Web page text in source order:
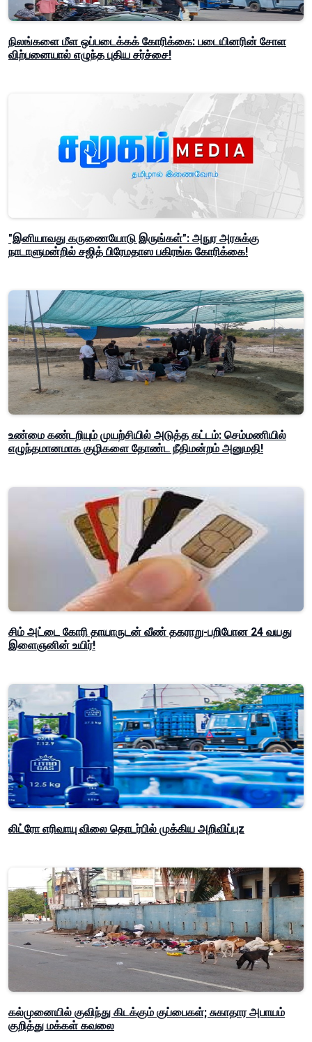
நிலங்களை மீள ஒப்படைக்கக் கோரிக்கை: படையினரின் சோள
விற்பனையால் எழுந்த புதிய சர்ச்சை!
"இனியாவது கருணையோடு இருங்கள்": அநுர அரசுக்கு
நாடாளுமன்றில் சஜித் பிரேமதாஸ பகிரங்க கோரிக்கை!
உண்மை கண்டறியும் முயற்சியில் அடுத்த கட்டம்: செம்மணியில்
எழுந்தமானமாக குழிகளை தோண்ட நீதிமன்றம் அனுமதி!
சிம் அட்டை கோரி தாயாருடன் வீண் தகராறு-பறிபோன 24 வயது
இளைஞனின் உயிர்!
லிட்ரோ எரிவாயு விலை தொடர்பில் முக்கிய அறிவிப்புz
கல்முனையில் குவிந்து கிடக்கும் குப்பைகள்; சுகாதார அபாயம்
குறித்து மக்கள் கவலை